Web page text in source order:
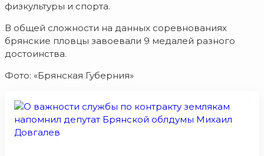
физкультуры и спорта.
В общей сложности на данных соревнованиях
брянские пловцы завоевали 9 медалей разного
достоинства.
Фото: «Брянская Губерния»